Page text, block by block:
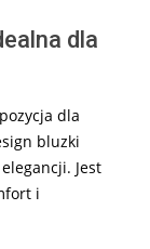
dla
dla
bluzki
Jest
i